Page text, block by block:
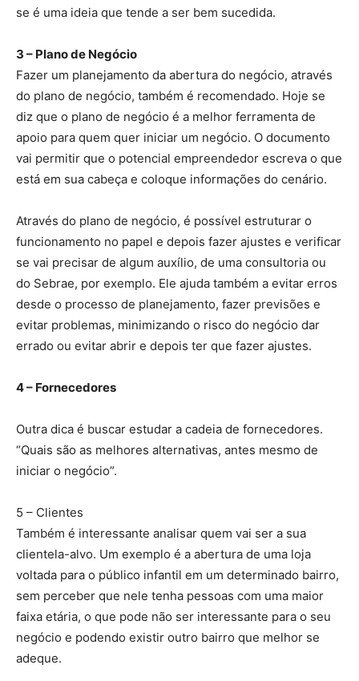
se é uma ideia que tende a ser bem sucedida.
3 – Plano de Negócio
Fazer um planejamento da abertura do negócio, através
do plano de negócio, também é recomendado. Hoje se
diz que o plano de negócio é a melhor ferramenta de
apoio para quem quer iniciar um negócio. O documento
vai permitir que o potencial empreendedor escreva o que
está em sua cabeça e coloque informações do cenário.
Através do plano de negócio, é possível estruturar o
funcionamento no papel e depois fazer ajustes e verificar
se vai precisar de algum auxílio, de uma consultoria ou
do Sebrae, por exemplo. Ele ajuda também a evitar erros
desde o processo de planejamento, fazer previsões e
evitar problemas, minimizando o risco do negócio dar
errado ou evitar abrir e depois ter que fazer ajustes.
4 – Fornecedores
Outra dica é buscar estudar a cadeia de fornecedores.
“Quais são as melhores alternativas, antes mesmo de
iniciar o negócio”.
5 – Clientes
Também é interessante analisar quem vai ser a sua
clientela-alvo. Um exemplo é a abertura de uma loja
voltada para o público infantil em um determinado bairro,
sem perceber que nele tenha pessoas com uma maior
faixa etária, o que pode não ser interessante para o seu
negócio e podendo existir outro bairro que melhor se
adeque.